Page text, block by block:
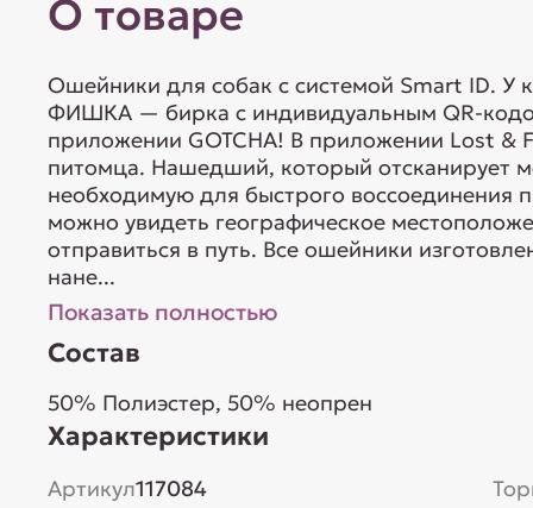
О товаре
Ошейники для собак с системой Smart ID. У
ФИШКА — бирка с индивидуальным QR-
приложении GOTCHA! В приложении Lost &
питомца. Нашедший, который отсканирует
необходимую для быстрого воссоединения
можно увидеть географическое
отправиться в путь. Все ошейники
нане...
Показать полностью
Состав
50% Полиэстер, 50% неопрен
Характеристики
Артикул117084